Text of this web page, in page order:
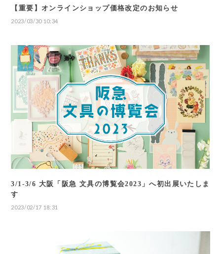
【重要】オンラインショップ価格改定のお知らせ
2023/03/30 10:34
3/1-3/6 大阪「阪急 文具の博覧会2023」へ初出展いたしま
す
2023/02/17 18:31